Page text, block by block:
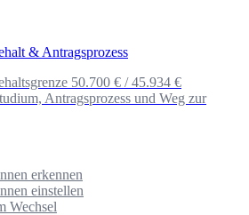
& Antragsprozess
50.700 € / 45.934 €
Antragsprozess und Weg zur
erkennen
einstellen
Wechsel